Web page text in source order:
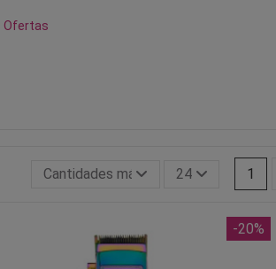
Ofertas
Cantidades más grandes primero
24 1
-20%